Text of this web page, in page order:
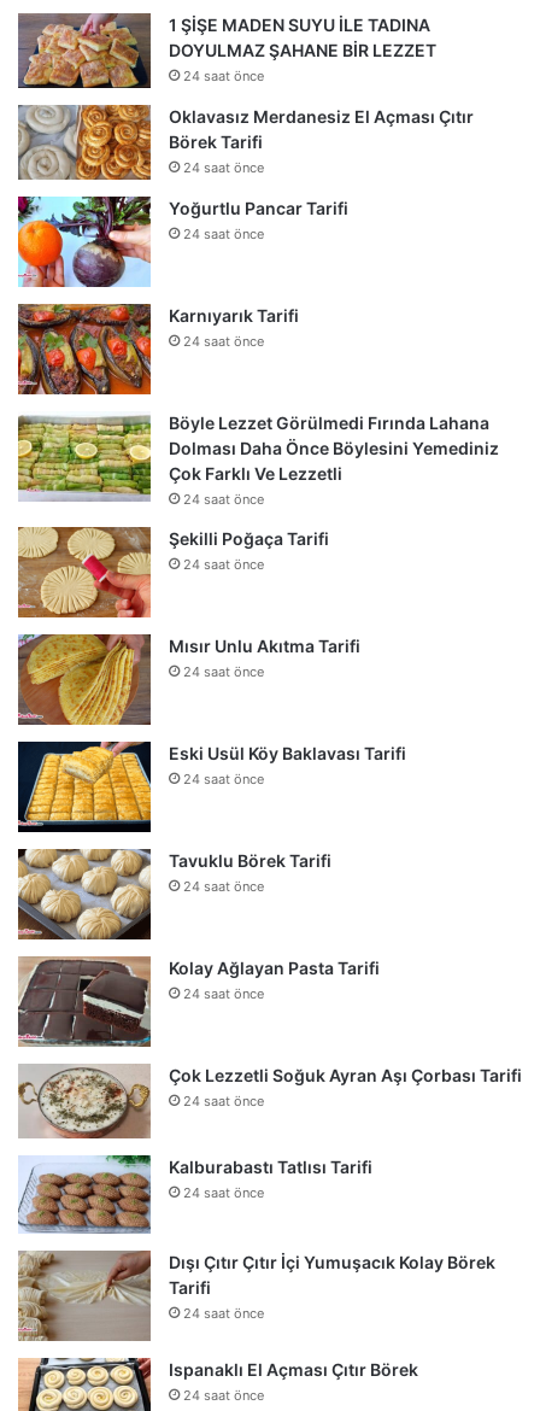
1 ŞİŞE MADEN SUYU İLE TADINA
DOYULMAZ ŞAHANE BİR LEZZET
24 saat önce
Oklavasız Merdanesiz El Açması Çıtır
Börek Tarifi
24 saat önce
Yoğurtlu Pancar Tarifi
24 saat önce
Karnıyarık Tarifi
24 saat önce
Böyle Lezzet Görülmedi Fırında Lahana
Dolması Daha Önce Böylesini Yemediniz
Çok Farklı Ve Lezzetli
24 saat önce
Şekilli Poğaça Tarifi
24 saat önce
Mısır Unlu Akıtma Tarifi
24 saat önce
Eski Usül Köy Baklavası Tarifi
24 saat önce
Tavuklu Börek Tarifi
24 saat önce
Kolay Ağlayan Pasta Tarifi
24 saat önce
Çok Lezzetli Soğuk Ayran Aşı Çorbası Tarifi
24 saat önce
Kalburabastı Tatlısı Tarifi
24 saat önce
Dışı Çıtır Çıtır İçi Yumuşacık Kolay Börek
Tarifi
24 saat önce
Ispanaklı El Açması Çıtır Börek
24 saat önce